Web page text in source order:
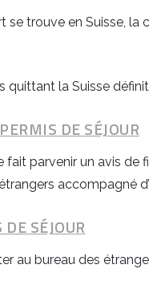
se trouve en Suisse, la
quittant la Suisse
DE SÉJOUR
parvenir un avis de
accompagné
SÉJOUR
au bureau des